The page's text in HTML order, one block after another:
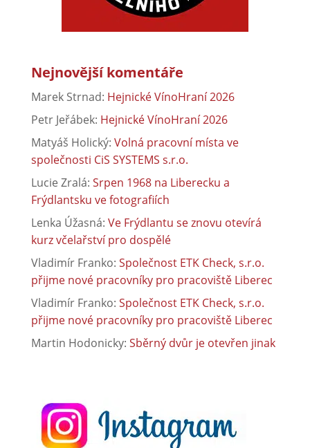
Nejnovější komentáře
Marek Strnad: Hejnické VínoHraní 2026
Petr Jeřábek: Hejnické VínoHraní 2026
Matyáš Holický: Volná pracovní místa ve
společnosti CiS SYSTEMS s.r.o.
Lucie Zralá: Srpen 1968 na Liberecku a
Frýdlantsku ve fotografiích
Lenka Úžasná: Ve Frýdlantu se znovu otevírá
kurz včelařství pro dospělé
Vladimír Franko: Společnost ETK Check, s.r.o.
přijme nové pracovníky pro pracoviště Liberec
Vladimír Franko: Společnost ETK Check, s.r.o.
přijme nové pracovníky pro pracoviště Liberec
Martin Hodonicky: Sběrný dvůr je otevřen jinak